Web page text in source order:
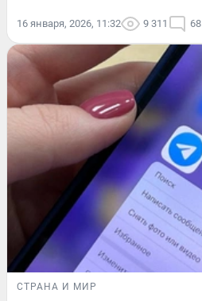
16 января, 2026, 11:32 9 311 68
СТРАНА И МИР